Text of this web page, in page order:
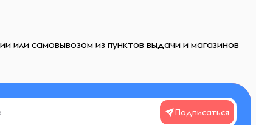
самовывозом из пунктов выдачи и магазинов
Подписаться